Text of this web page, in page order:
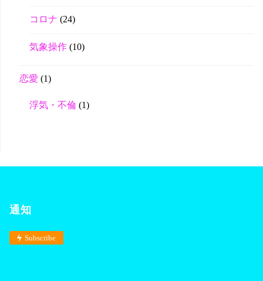
コロナ (24)
気象操作(10)
恋愛 (1)
浮気・不倫 (1)
通知
Subscribe